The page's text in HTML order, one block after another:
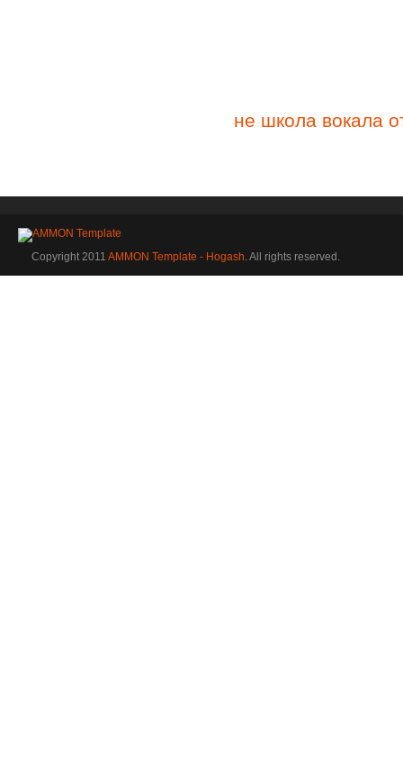
не школа вокала
Copyright 2011 AMMON Template - Hogash. All rights reserved.